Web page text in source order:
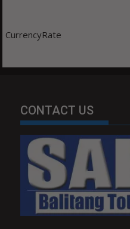
CurrencyRate
CONTACT US